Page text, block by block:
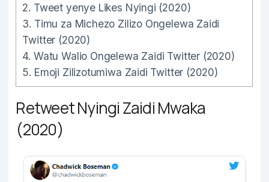
2. Tweet yenye Likes Nyingi (2020)
3. Timu za Michezo Zilizo Ongelewa Zaidi
Twitter (2020)
4. Watu Walio Ongelewa Zaidi Twitter (2020)
5. Emoji Zilizotumiwa Zaidi Twitter (2020)
Retweet Nyingi Zaidi Mwaka
(2020)